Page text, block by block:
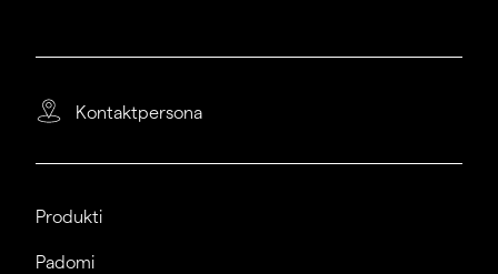
Kontaktpersona
Produkti
Padomi